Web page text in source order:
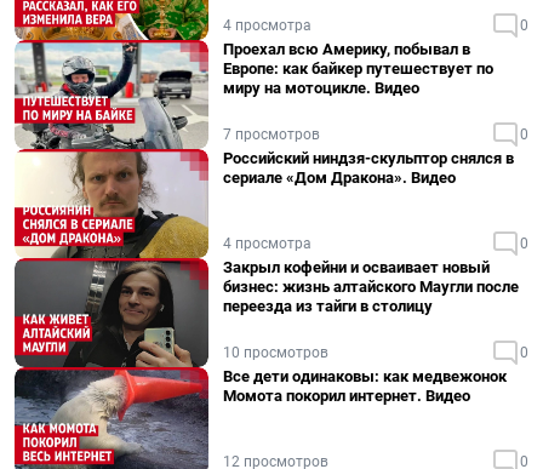
4 просмотра 0
Проехал всю Америку, побывал в
Европе: как байкер путешествует по
миру на мотоцикле. Видео
7 просмотров 0
Российский ниндзя-скульптор снялся в
сериале «Дом Дракона». Видео
4 просмотра 0
Закрыл кофейни и осваивает новый
бизнес: жизнь алтайского Маугли после
переезда из тайги в столицу
10 просмотров 0
Все дети одинаковы: как медвежонок
Момота покорил интернет. Видео
12 просмотров 0